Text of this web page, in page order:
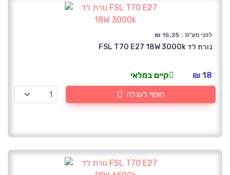
לפני מע"מ : 15.25 ₪
נורת לד FSL T70 E27 18W 3000k
18 ₪ קיים במלאי
הוסף לעגלה